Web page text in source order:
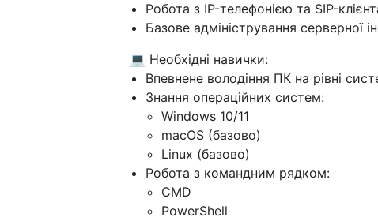
Робота з IP-телефонією та SIP-
Базове адміністрування серверної
💻 Необхідні навички:
Впевнене володіння ПК на рівні
Знання операційних систем:
Windows 10/11
macOS (базово)
Linux (базово)
Робота з командним рядком:
CMD
PowerShell